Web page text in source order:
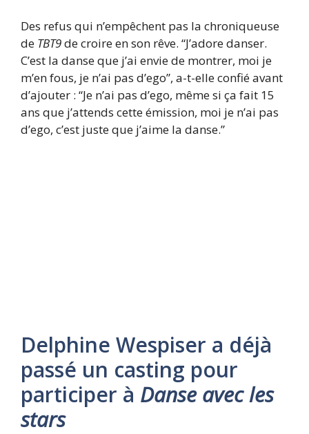
Des refus qui n’empêchent pas la chroniqueuse
de TBT9de croire en son rêve. “J’adore danser.
C’est la danse que j’ai envie de montrer, moi je
m’en fous, je n’ai pas d’ego”, a-t-elle confié avant
d’ajouter : “Je n’ai pas d’ego, même si ça fait 15
ans que j’attends cette émission, moi je n’ai pas
d’ego, c’est juste que j’aime la danse.”
Delphine Wespiser a déjà
passé un casting pour
participer à Danse avec les
stars